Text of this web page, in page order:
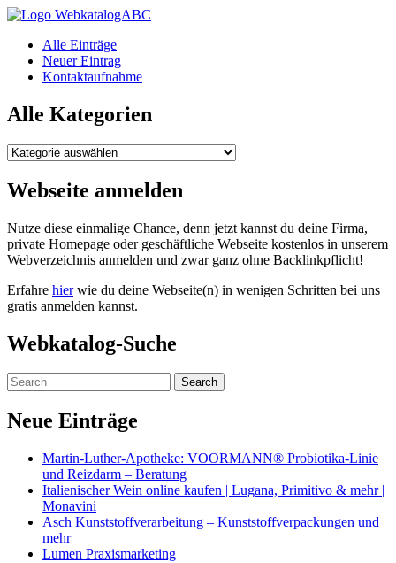
WebkatalogABC
Alle Einträge
Neuer Eintrag
Kontaktaufnahme
Alle Kategorien
Alle
Webseite anmelden
Nutze diese einmalige Chance, denn jetzt kannst du deine Firma,
private Homepage oder geschäftliche Webseite kostenlos in unserem
Webverzeichnis anmelden und zwar ganz ohne Backlinkpflicht!
Erfahre hierwie du deine Webseite(n) in wenigen Schritten bei uns
gratis anmelden kannst.
Webkatalog-Suche
Neue Einträge
Martin-Luther-Apotheke: VOORMANN® Probiotika-Linie
und Reizdarm – Beratung
Italienischer Wein online kaufen | Lugana, Primitivo & mehr |
Monavini
Asch Kunststoffverarbeitung – Kunststoffverpackungen und
mehr
Lumen Praxismarketing